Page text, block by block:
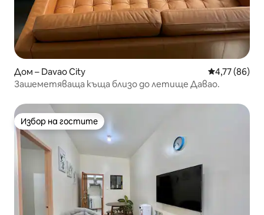
Дом – Davao City Средна
4,77 (86)
Зашеметяваща къща близо до летище Давао.
Избор на гостите
Избор на гостите